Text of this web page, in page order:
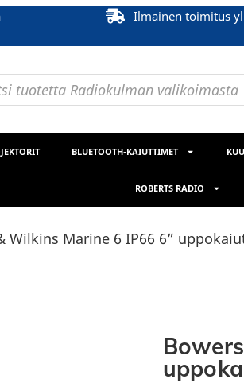
Ilmainen toimitus
BLUETOOTH-KAIUTTIMET
ROBERTS RADIO
Wilkins Marine 6 IP66 6”